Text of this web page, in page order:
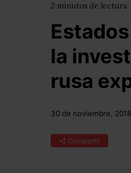
2 minutos de lectura
la
rusa
30 de noviembre, 2018
Compartir